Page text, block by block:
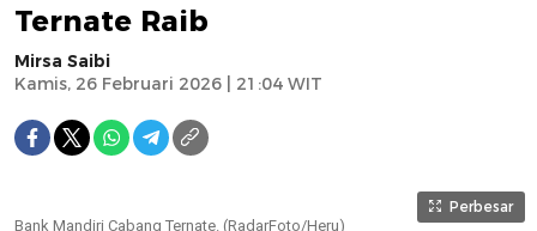
Ternate Raib
Mirsa Saibi
Kamis, 26 Februari 2026 | 21:04 WIT
Perbesar
Bank Mandiri Cabang Ternate. (RadarFoto/Heru)